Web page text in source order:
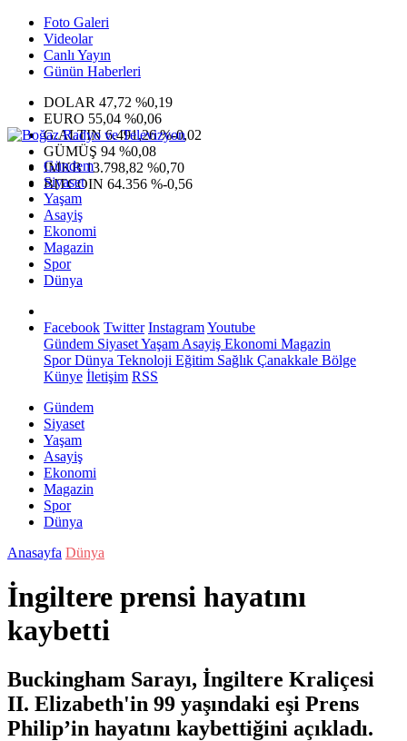
Foto Galeri
Videolar
Canlı Yayın
Günün Haberleri
DOLAR 47,72 %0,19
EURO 55,04 %0,06
G.ALTIN6.491,26 %-0,02
GÜMÜŞ 94 %0,08
IMKB13.798,82 %0,70
BITCOIN 64.356 %-0,56
Gündem
Siyaset
Yaşam
Asayiş
Ekonomi
Magazin
Spor
Dünya
Facebook Twitter InstagramYoutube
Gündem SiyasetYaşam Asayiş Ekonomi Magazin
SporDünya Teknoloji Eğitim Sağlık Çanakkale Bölge
Künye İletişim RSS
Gündem
Siyaset
Yaşam
Asayiş
Ekonomi
Magazin
Spor
Dünya
Anasayfa Dünya
İngiltere prensi hayatını
kaybetti
Buckingham Sarayı, İngiltere Kraliçesi
II. Elizabeth'in 99 yaşındaki eşi Prens
Philip’in hayatını kaybettiğini açıkladı.